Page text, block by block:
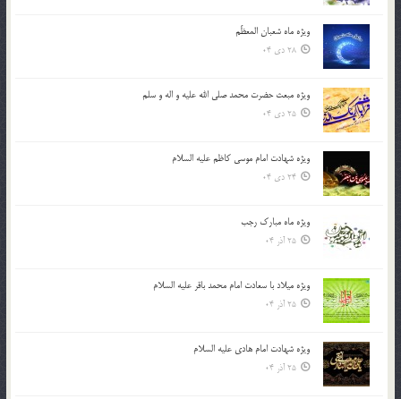
ویژه ماه شعبان المعظّم
28 دی 04
ویژه مبعث حضرت محمد صلی الله علیه و اله و سلم
25 دی 04
ویژه شهادت امام موسی کاظم علیه السلام
24 دی 04
ویژه ماه مبارک رجب
25 آذر 04
ویژه میلاد با سعادت امام محمد باقر علیه السلام
25 آذر 04
ویژه شهادت امام هادی علیه السلام
25 آذر 04